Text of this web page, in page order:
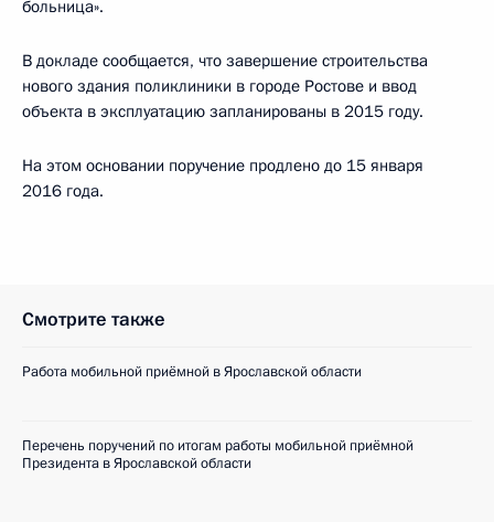
больница».
В докладе сообщается, что завершение строительства
нового здания поликлиники в городе Ростове и ввод
объекта в эксплуатацию запланированы в 2015 году.
На этом основании поручение продлено до 15 января
2016 года.
Смотрите также
Работа мобильной приёмной в Ярославской области
Перечень поручений по итогам работы мобильной приёмной
Президента в Ярославской области